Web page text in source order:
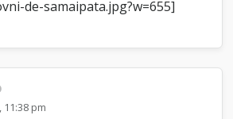
11:38 pm